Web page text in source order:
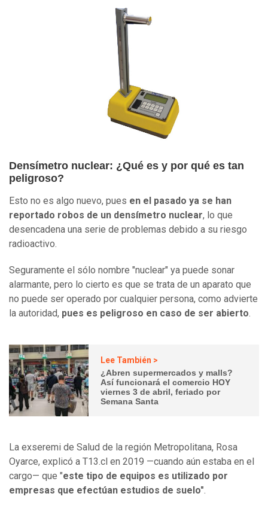
Densímetro nuclear: ¿Qué es y por qué es tan
peligroso?
Esto no es algo nuevo, pues en el pasado ya se han
reportado robos de un densímetro nuclear, lo que
desencadena una serie de problemas debido a su riesgo
radioactivo.
Seguramente el sólo nombre "nuclear" ya puede sonar
alarmante, pero lo cierto es que se trata de un aparato que
no puede ser operado por cualquier persona, como advierte
la autoridad, pues es peligroso en caso de ser abierto.
Lee También >
¿Abren supermercados y malls?
Así funcionará el comercio HOY
viernes 3 de abril, feriado por
Semana Santa
La exseremi de Salud de la región Metropolitana, Rosa
Oyarce, explicó a T13.cl en 2019 —cuando aún estaba en el
cargo— que "este tipo de equipos es utilizado por
empresas que efectúan estudios de suelo".